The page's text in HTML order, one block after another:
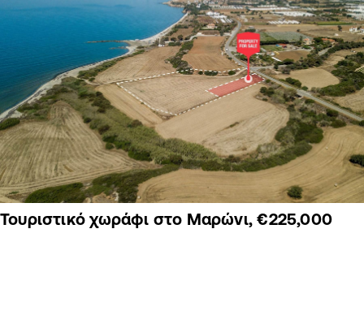
Τουριστικό χωράφι στο Μαρώνι, €225,000